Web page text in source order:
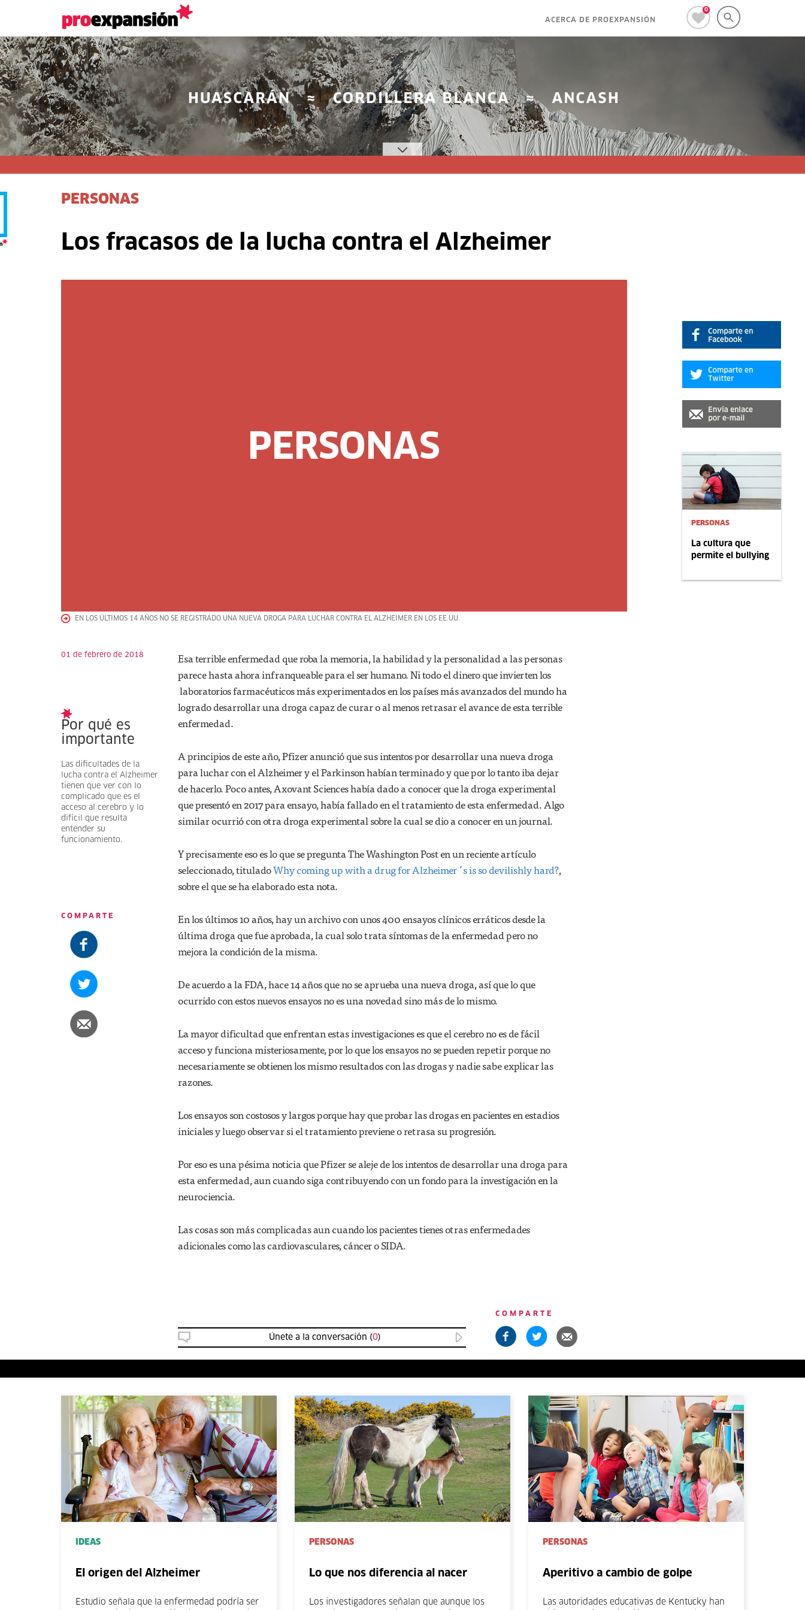
0
ACERCA DE PROEXPANSIÓN
PERSONAS
La cultura que
permite el bullying
PERSONAS
Los fracasos de la lucha contra el Alzheimer
EN LOS ÚLTIMOS 14 AÑOS NO SE REGISTRADO UNA NUEVA DROGA PARA LUCHAR CONTRA EL ALZHEIMER EN LOS EE.UU.
01 de febrero de 2018
Por qué es
importante
Las dificultades de la
lucha contra el Alzheimer
tienen que ver con lo
complicado que es el
acceso al cerebro y lo
difícil que resulta
entender su
funcionamiento.
COMPARTE
Esa terrible enfermedad que roba la memoria, la habilidad y la personalidad a las personas
parece hasta ahora infranqueable para el ser humano. Ni todo el dinero que invierten los
laboratorios farmacéuticos más experimentados en los países más avanzados del mundo ha
logrado desarrollar una droga capaz de curar o al menos retrasar el avance de esta terrible
enfermedad.
A principios de este año, Pfizer anunció que sus intentos por desarrollar una nueva droga
para luchar con el Alzheimer y el Parkinson habían terminado y que por lo tanto iba dejar
de hacerlo. Poco antes, Axovant Sciences había dado a conocer que la droga experimental
que presentó en 2017 para ensayo, había fallado en el tratamiento de esta enfermedad. Algo
similar ocurrió con otra droga experimental sobre la cual se dio a conocer en un journal.
Y precisamente eso es lo que se pregunta The Washington Post en un reciente artículo
seleccionado, tituladoWhy coming up with a drug for Alzheimer ´s is so devilishly hard?,
sobre el que se ha elaborado esta nota.
En los últimos 10 años, hay un archivo con unos 400 ensayos clínicos erráticos desde la
última droga que fue aprobada, la cual solo trata síntomas de la enfermedad pero no
mejora la condición de la misma.
De acuerdo a la FDA, hace 14 años que no se aprueba una nueva droga, así que lo que
ocurrido con estos nuevos ensayos no es una novedad sino más de lo mismo.
La mayor dificultad que enfrentan estas investigaciones es que el cerebro no es de fácil
acceso y funciona misteriosamente, por lo que los ensayos no se pueden repetir porque no
necesariamente se obtienen los mismo resultados con las drogas y nadie sabe explicar las
razones.
Los ensayos son costosos y largos porque hay que probar las drogas en pacientes en estadios
iniciales y luego observar si el tratamiento previene o retrasa su progresión.
Por eso es una pésima noticia que Pfizer se aleje de los intentos de desarrollar una droga para
esta enfermedad, aun cuando siga contribuyendo con un fondo para la investigación en la
neurociencia.
Las cosas son más complicadas aun cuando los pacientes tienes otras enfermedades
adicionales como las cardiovasculares, cáncer o SIDA.
Únete a la conversación (0)
COMPARTE
IDEAS
El origen del Alzheimer
Estudio señala que la enfermedad podría ser
PERSONAS
Lo que nos diferencia al nacer
Los investigadores señalan que aunque los
PERSONAS
Aperitivo a cambio de golpe
Las autoridades educativas de Kentucky han